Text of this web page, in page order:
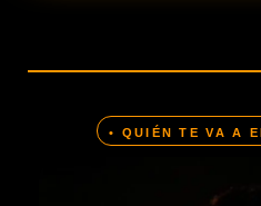
• QUIÉN TE VA A